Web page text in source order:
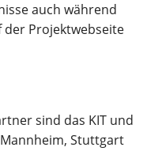
auch während
der Projektwebseite
sind das KIT und
Stuttgart